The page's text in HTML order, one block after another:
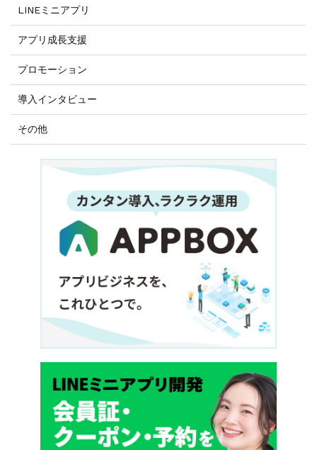
LINEミニアプリ
アプリ成長支援
プロモーション
導入インタビュー
その他